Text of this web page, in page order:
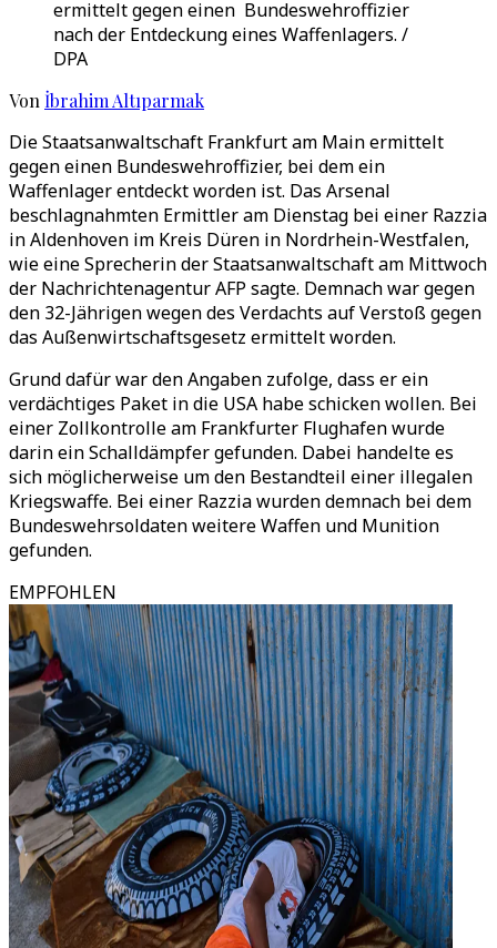
ermittelt gegen einen Bundeswehroffizier
nach der Entdeckung eines Waffenlagers. /
DPA
Von İbrahim Altıparmak
Die Staatsanwaltschaft Frankfurt am Main ermittelt
gegen einen Bundeswehroffizier, bei dem ein
Waffenlager entdeckt worden ist. Das Arsenal
beschlagnahmten Ermittler am Dienstag bei einer Razzia
in Aldenhoven im Kreis Düren in Nordrhein-Westfalen,
wie eine Sprecherin der Staatsanwaltschaft am Mittwoch
der Nachrichtenagentur AFP sagte. Demnach war gegen
den 32-Jährigen wegen des Verdachts auf Verstoß gegen
das Außenwirtschaftsgesetz ermittelt worden.
Grund dafür war den Angaben zufolge, dass er ein
verdächtiges Paket in die USA habe schicken wollen. Bei
einer Zollkontrolle am Frankfurter Flughafen wurde
darin ein Schalldämpfer gefunden. Dabei handelte es
sich möglicherweise um den Bestandteil einer illegalen
Kriegswaffe. Bei einer Razzia wurden demnach bei dem
Bundeswehrsoldaten weitere Waffen und Munition
gefunden.
EMPFOHLEN